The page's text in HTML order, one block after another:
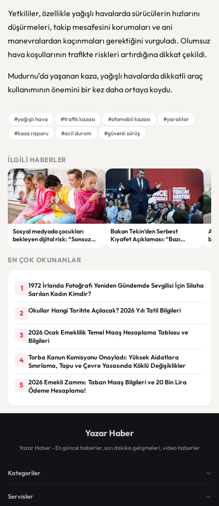
Yetkililer, özellikle yağışlı havalarda sürücülerin hızlarını
düşürmeleri, takip mesafesini korumaları ve ani
manevralardan kaçınmaları gerektiğini vurguladı. Olumsuz
hava koşullarının trafikte riskleri artırdığına dikkat çekildi.
Mudurnu’da yaşanan kaza, yağışlı havalarda dikkatli araç
kullanımının önemini bir kez daha ortaya koydu.
#yağışlı hava #trafik kazası #otomobil kazası
#yaralılar
#kaza raporu
#acil durum #güvenli sürüş
İLGILI HABERLER
Sosyal medyada çocukları
bekleyen dijital risk: “Sonsuz
Bakan Tekin’den Serbest
Kıyafet Açıklaması: “Bazı
EN ÇOK OKUNANLAR
1
1972 İrlanda Fotoğrafı Yeniden Gündemde Sevgilisi İçin Silaha
Sarılan Kadın Kimdir?
2 Okullar Hangi Tarihte Açılacak? 2026 Yılı Tatil Bilgileri
3
2026 Ocak Emeklilik Temel Maaş Hesaplama Tablosu ve
Bilgileri
4
Torba Kanun Komisyonu Onayladı: Yüksek Aidatlara
Sınırlama, Tapu ve Çevre Yasasında Köklü Değişiklikler
5
2026 Emekli Zammı: Taban Maaş Bilgileri ve 20 Bin Lira
Ödeme Hesaplama!
Yazar Haber
Yazar Haber - En güncel haberler, son dakika gelişmeleri, video haberler
Kategoriler
Servisler